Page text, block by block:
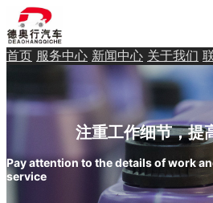
首页 服务中心 新闻中心 关于我们
注重工作细节，提
Pay attention to the details of work
service